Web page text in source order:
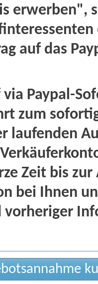
erwerben",
auf das
Paypal-
zum
laufenden
Zeit bis
bei Ihnen
vorheriger